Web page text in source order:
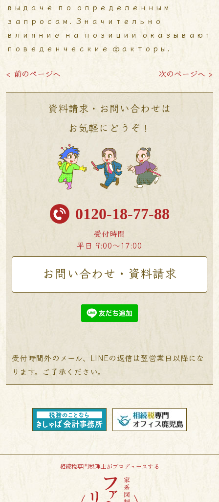
выдаче по определенным
запросам. Значительно
влияние на позиции оказывают
поведенческие факторы.
< 前のページへ 次のページへ >
資料請求・お問い合わせは
お気軽にどうぞ！
0120-18-77-88
受付時間
平日 9:00〜17:00
お問い合わせ・資料請求
受付時間外のメール、LINEの返信は翌営業日以降にな
ります。ご了承ください。
相続税専門税理士がプロデュースする